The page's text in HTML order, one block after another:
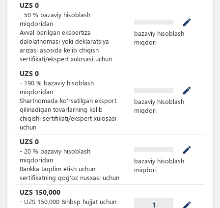
UZS 0
- 50 % bazaviy hisoblash
miqdoridan
Avval berilgan ekspertiza
dalolatnomasi yoki deklaratsiya
arizasi asosida kelib chiqish
sertifikati/ekspert xulosasi uchun
mode_edit
bazaviy hisoblash
miqdori
UZS 0
- 190 % bazaviy hisoblash
miqdoridan
Shartnomada ko'rsatilgan eksport
qilinadigan tovarlarning kelib
chiqishi sertifikati/ekspert xulosasi
uchun
mode_edit
bazaviy hisoblash
miqdori
UZS 0
- 20 % bazaviy hisoblash
miqdoridan
Bankka taqdim etish uchun
sertifikatning qog'oz nusxasi uchun
mode_edit
bazaviy hisoblash
miqdori
UZS 150,000
- UZS 150,000 &nbsp hujjat uchun
1 mode_edit